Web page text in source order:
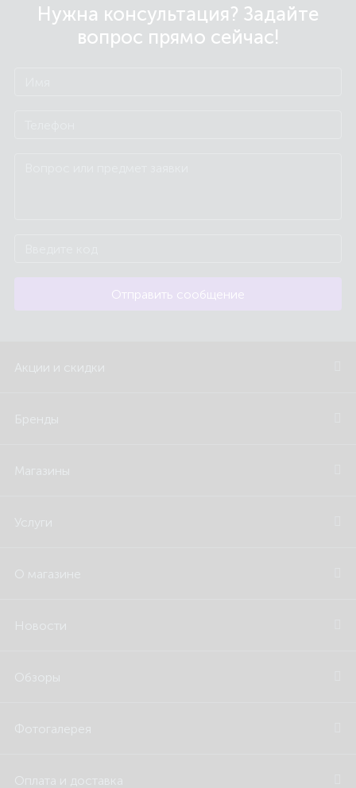
Нужна консультация? Задайте
вопрос прямо сейчас!
Отправить сообщение
Акции и скидки
Бренды
Магазины
Услуги
О магазине
Новости
Обзоры
Фотогалерея
Оплата и доставка